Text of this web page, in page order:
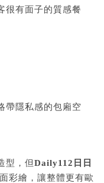
很有面子的質感餐
帶隱私感的包廂空
型，但Daily112日日
彩繪，讓整體更有歐